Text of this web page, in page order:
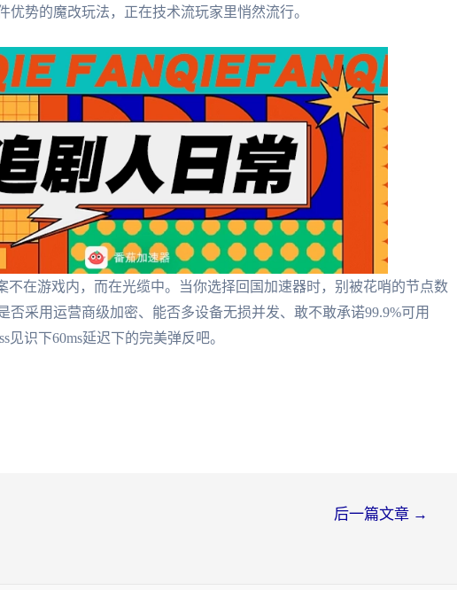
优势的魔改玩法，正在技术流玩家里悄然流行。
不在游戏内，而在光缆中。当你选择回国加速器时，别被花哨的节点数
否采用运营商级加密、能否多设备无损并发、敢不敢承诺99.9%可用
识下60ms延迟下的完美弹反吧。
后一篇文章 →